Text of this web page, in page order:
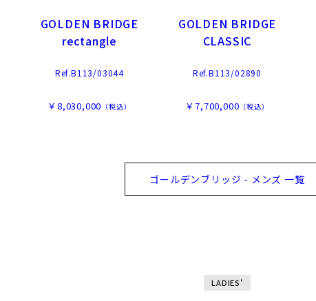
GOLDEN BRIDGE
rectangle
Ref.B113/03044
￥8,030,000 （税込）
GOLDEN BRIDGE
CLASSIC
Ref.B113/02890
￥7,700,000 （税込）
ゴールデンブリッジ - メンズ 一覧
LADIES'